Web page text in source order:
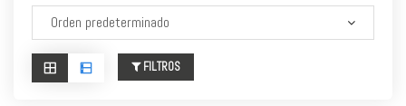
FILTROS